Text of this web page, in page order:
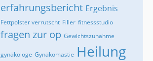
erfahrungsbericht Ergebnis
Fettpolster verrutscht Filler fitnessstudio
fragen zur op Gewichtszunahme
gynäkologe Gynäkomastie Heilung